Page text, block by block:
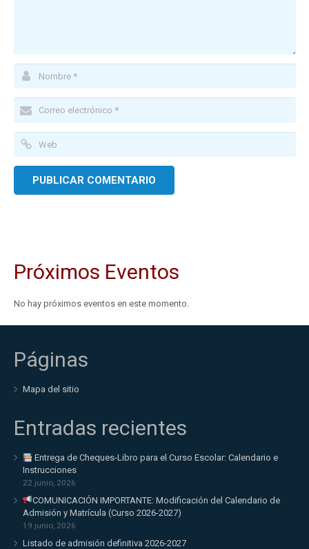
Próximos Eventos
No hay próximos eventos en este momento.
Páginas
Mapa del sitio
Entradas recientes
Entrega de Cheques-Libro para el Curso Escolar: Calendario e
Instrucciones
22 junio, 2026
COMUNICACIÓN IMPORTANTE: Modificación del Calendario de
Admisión y Matrícula (Curso 2026-2027)
19 junio, 2026
Listado de admisión definitiva 2026-2027